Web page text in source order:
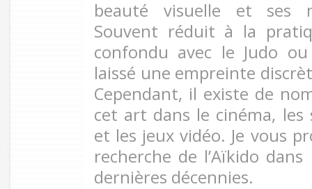
beauté visuelle et ses
Souvent réduit à la
confondu avec le Judo ou
laissé une empreinte
Cependant, il existe de
cet art dans le cinéma, les
et les jeux vidéo. Je vous
recherche de l’Aïkido
dernières décennies.